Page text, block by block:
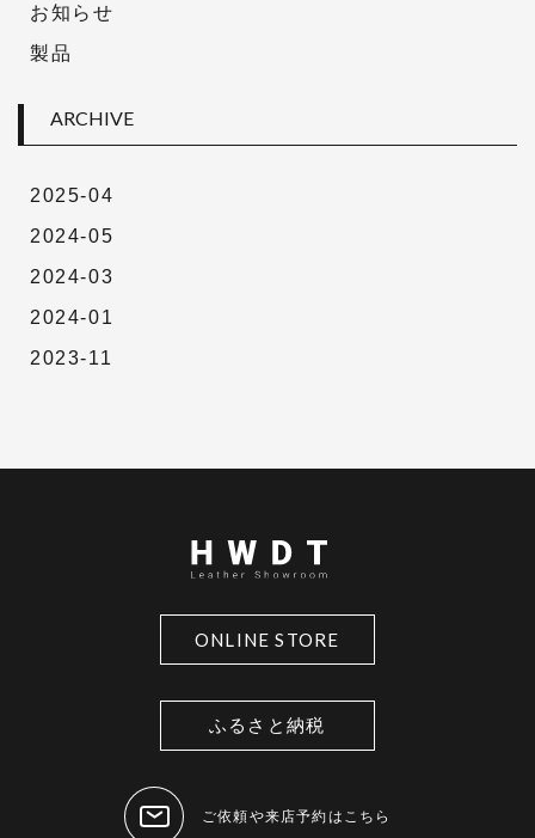
お知らせ
製品
ARCHIVE
2025-04
2024-05
2024-03
2024-01
2023-11
ONLINE STORE
ふるさと納税
ご依頼や来店予約はこちら